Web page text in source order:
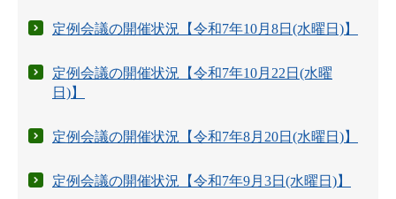
定例会議の開催状況【令和7年10月8日(水曜日)】
定例会議の開催状況【令和7年10月22日(水曜
日)】
定例会議の開催状況【令和7年8月20日(水曜日)】
定例会議の開催状況【令和7年9月3日(水曜日)】